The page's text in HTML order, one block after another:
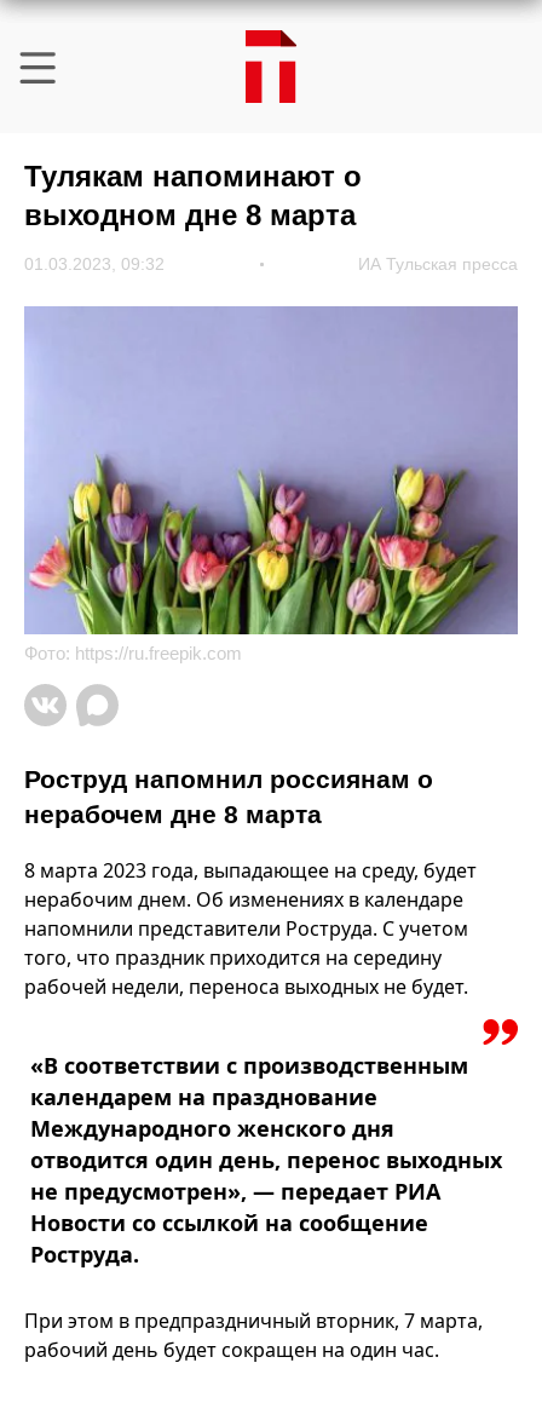
Тулякам напоминают о
выходном дне 8 марта
01.03.2023, 09:32 ИА Тульская пресса
Фото: https://ru.freepik.com
Роструд напомнил россиянам о
нерабочем дне 8 марта
8 марта 2023 года, выпадающее на среду, будет
нерабочим днем. Об изменениях в календаре
напомнили представители Роструда. С учетом
того, что праздник приходится на середину
рабочей недели, переноса выходных не будет.
«В соответствии с производственным
календарем на празднование
Международного женского дня
отводится один день, перенос выходных
не предусмотрен», — передает РИА
Новости со ссылкой на сообщение
Роструда.
При этом в предпраздничный вторник, 7 марта,
рабочий день будет сокращен на один час.